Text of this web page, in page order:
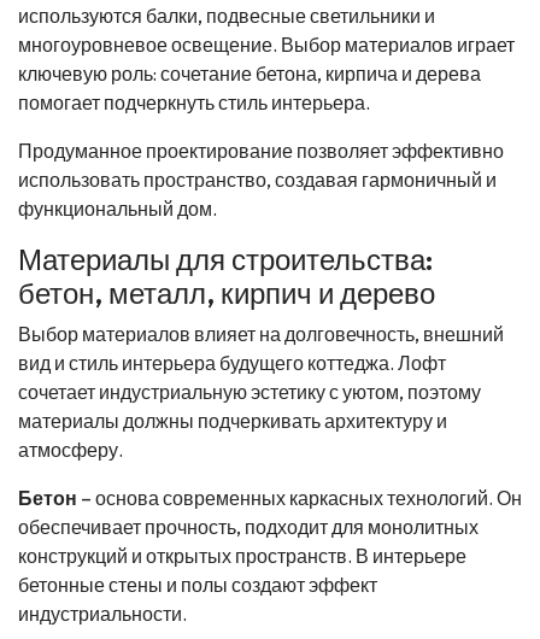
используются балки, подвесные светильники и
многоуровневое освещение. Выбор материалов играет
ключевую роль: сочетание бетона, кирпича и дерева
помогает подчеркнуть стиль интерьера.
Продуманное проектирование позволяет эффективно
использовать пространство, создавая гармоничный и
функциональный дом.
Материалы для строительства:
бетон, металл, кирпич и дерево
Выбор материалов влияет на долговечность, внешний
вид и стиль интерьера будущего коттеджа. Лофт
сочетает индустриальную эстетику с уютом, поэтому
материалы должны подчеркивать архитектуру и
атмосферу.
Бетон – основа современных каркасных технологий. Он
обеспечивает прочность, подходит для монолитных
конструкций и открытых пространств. В интерьере
бетонные стены и полы создают эффект
индустриальности.